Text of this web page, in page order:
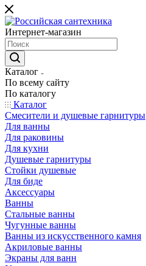
Интернет-магазин
Каталог
По всему сайту
По каталогу
Каталог
Смесители и душевые гарнитуры
Для ванны
Для раковины
Для кухни
Душевые гарнитуры
Стойки душевые
Для биде
Аксессуары
Ванны
Стальные ванны
Чугунные ванны
Ванны из искусственного камня
Акриловые ванны
Экраны для ванн